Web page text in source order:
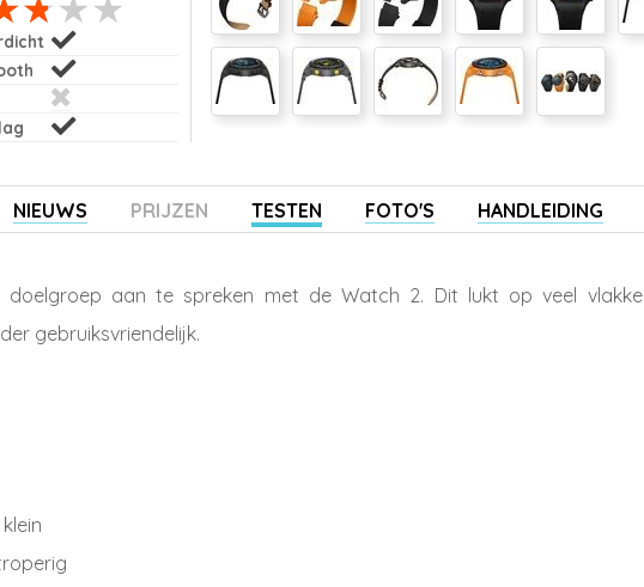
NIEUWS PRIJZEN TESTEN FOTO'S HANDLEIDING
doelgroep aan te spreken met de Watch 2. Dit lukt op veel
gebruiksvriendelijk.